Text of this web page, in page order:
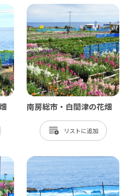
南房総市・白間津の花畑
リスト